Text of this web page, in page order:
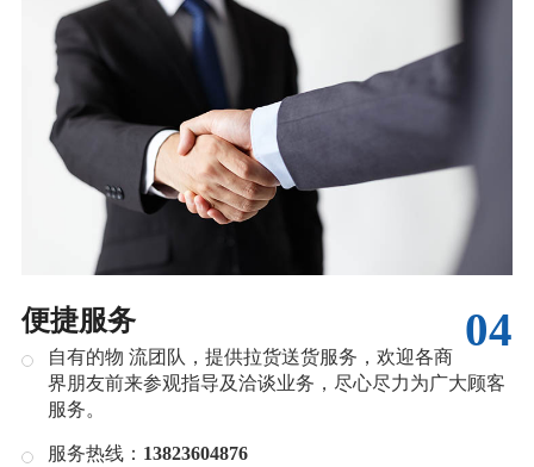
04
便捷服务
自有的物 流团队，提供拉货送货服务，欢迎各商
界朋友前来参观指导及洽谈业务，尽心尽力为广大顾客
服务。
服务热线： 13823604876